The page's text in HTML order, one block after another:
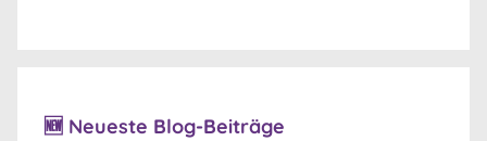
🆕 Neueste Blog-Beiträge